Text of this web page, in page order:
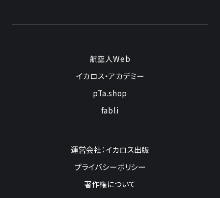
航空人Web
イカロス・アカデミー
pTa.shop
fabli
運営会社：イカロス出版
プライバシーポリシー
著作権について